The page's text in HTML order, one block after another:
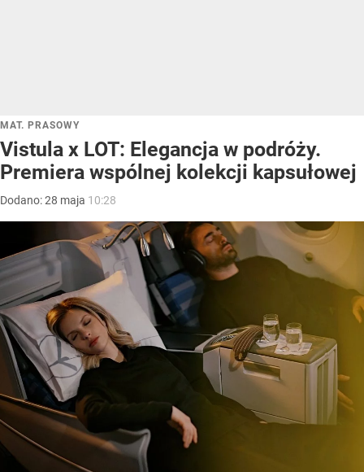
MAT. PRASOWY
Vistula x LOT: Elegancja w podróży.
Premiera wspólnej kolekcji kapsułowej
Dodano:28 maja 10:28